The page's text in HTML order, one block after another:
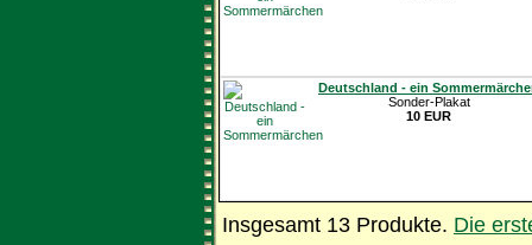
Deutschland - ein
Sonder-Plakat
10 EUR
Insgesamt 13 Produkte. Die